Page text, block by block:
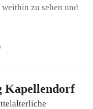
zu sehen und
Kapellendorf